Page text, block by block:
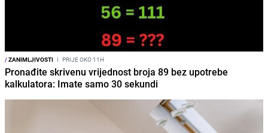
/ZANIMLJIVOSTI I PRIJE OKO 11H
Pronađite skrivenu vrijednost broja 89 bez upotrebe
kalkulatora: Imate samo 30 sekundi